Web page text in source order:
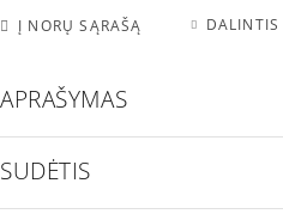
Į NORŲ SĄRAŠĄ DALINTIS
APRAŠYMAS
SUDĖTIS